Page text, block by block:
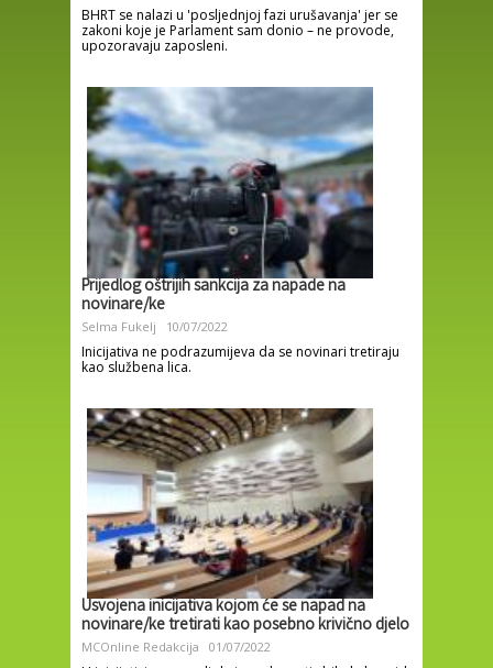
BHRT se nalazi u 'posljednjoj fazi urušavanja' jer se
zakoni koje je Parlament sam donio – ne provode,
upozoravaju zaposleni.
Prijedlog oštrijih sankcija za napade na
novinare/ke
Selma Fukelj 10/07/2022
Inicijativa ne podrazumijeva da se novinari tretiraju
kao službena lica.
Usvojena inicijativa kojom će se napad na
novinare/ke tretirati kao posebno krivično djelo
MCOnline Redakcija 01/07/2022